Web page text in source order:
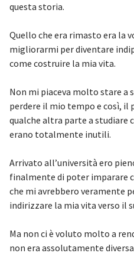
questa storia.
Quello che era rimasto era la
migliorarmi per diventare
come costruire la mia vita.
Non mi piaceva molto stare a
perdere il mio tempo e così, il
qualche altra parte a studiare
erano totalmente inutili.
Arrivato all’università ero
finalmente di poter imparare
che mi avrebbero veramente
indirizzare la mia vita verso il
Ma non ci è voluto molto a
non era assolutamente